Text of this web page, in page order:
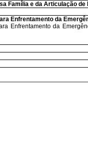
Família e da Articulação
Enfrentamento da
Enfrentamento da